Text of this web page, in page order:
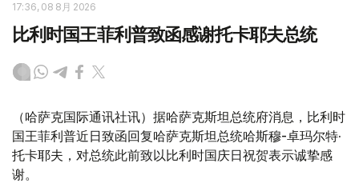
17:36, 08 8月 2026
比利时国王菲利普致函感谢托卡耶夫总统
（哈萨克国际通讯社讯）据哈萨克斯坦总统府消息，比利时
国王菲利普近日致函回复哈萨克斯坦总统哈斯穆-卓玛尔特·
托卡耶夫，对总统此前致以比利时国庆日祝贺表示诚挚感
谢。